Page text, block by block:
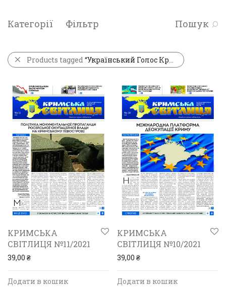
Категорії Фільтр Пошук
Products tagged“Український Голос Криму”
КРИМСЬКА
СВІТЛИЦЯ №11/2021
39,00 ₴
Додати в кошик
КРИМСЬКА
СВІТЛИЦЯ №10/2021
39,00 ₴
Додати в кошик